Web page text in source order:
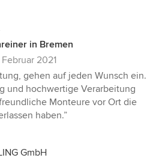
in Bremen
Februar 2021
gehen auf jeden Wunsch ein.
und hochwertige Verarbeitung
Monteure vor Ort die
haben.”
GmbH